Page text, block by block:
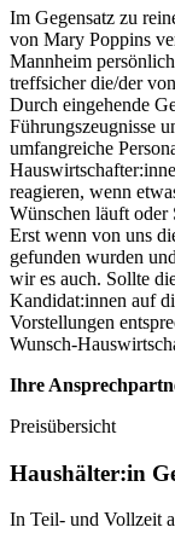
Im Gegensatz zu
von Mary Poppins
Mannheim
treffsicher die/der
Durch eingehende
Führungszeugnisse
umfangreiche
reagieren, wenn
Wünschen läuft oder
Erst wenn von uns
gefunden wurden
wir es auch. Sollte
Kandidat:innen auf
Vorstellungen
Wunsch-
Ihre
Preisübersicht
Haushälter:in
In Teil- und Vollzeit